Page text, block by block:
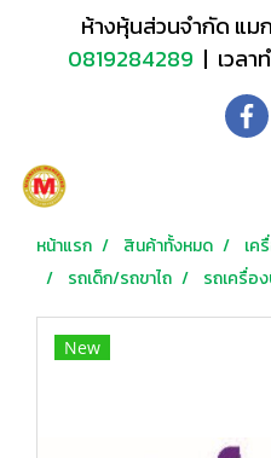
ห้างหุ้นส่วนจำกัด แม
0819284289 | เวลา
หน้าแรก สินค้าทั้งหมด
เค
รถเด็ก/รถขาไถ
รถเครื่อ
New